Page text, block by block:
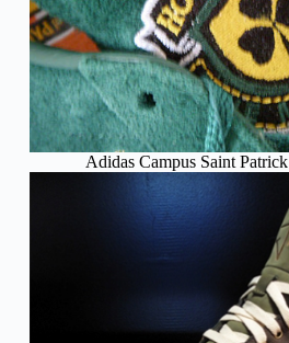
Adidas Campus Saint